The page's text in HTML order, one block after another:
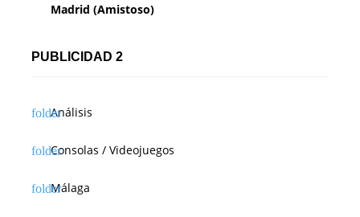
Madrid (Amistoso)
PUBLICIDAD 2
Análisis
Consolas / Videojuegos
Málaga